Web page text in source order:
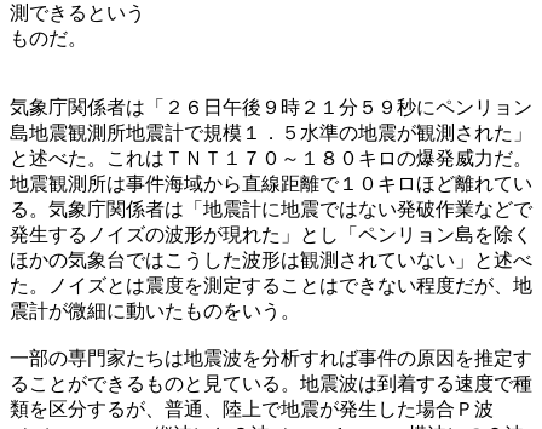
測できるという
ものだ。
気象庁関係者は「２６日午後９時２１分５９秒にペンリョン
島地震観測所地震計で規模１．５水準の地震が観測された」
と述べた。これはＴＮＴ１７０～１８０キロの爆発威力だ。
地震観測所は事件海域から直線距離で１０キロほど離れてい
る。気象庁関係者は「地震計に地震ではない発破作業などで
発生するノイズの波形が現れた」とし「ペンリョン島を除く
ほかの気象台ではこうした波形は観測されていない」と述べ
た。ノイズとは震度を測定することはできない程度だが、地
震計が微細に動いたものをいう。
一部の専門家たちは地震波を分析すれば事件の原因を推定す
ることができるものと見ている。地震波は到着する速度で種
類を区分するが、普通、陸上で地震が発生した場合Ｐ波